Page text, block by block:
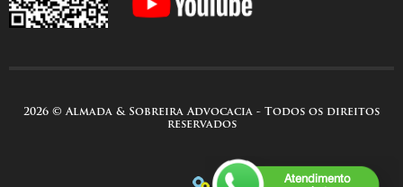
Atendimento
2026 © Almada & Sobreira Advocacia - Todos os direitos
reservados